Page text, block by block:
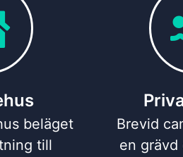
beläget
till
Brevid
en grävd